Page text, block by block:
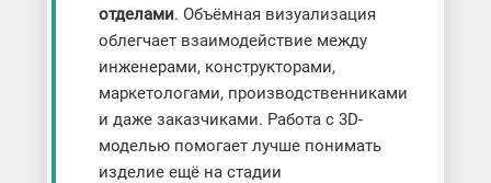
отделами. Объёмная визуализация
облегчает взаимодействие между
инженерами, конструкторами,
маркетологами, производственниками
и даже заказчиками. Работа с 3D-
моделью помогает лучше понимать
изделие ещё на стадии